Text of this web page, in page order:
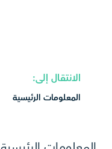
الانتقال إلى:
المعلومات الرئيسية